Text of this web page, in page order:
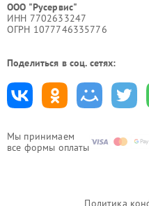
Мы принимаем
все формы оплаты
ООО "Русервис"
ИНН 7702633247
ОГРН 1077746335776
Поделиться в соц. сетях:
Политика